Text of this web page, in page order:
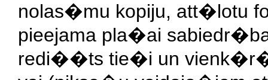
nolas�mu kopiju, att�lotu
pieejama pla�ai
redi��ts tie�i un vienk�r�i